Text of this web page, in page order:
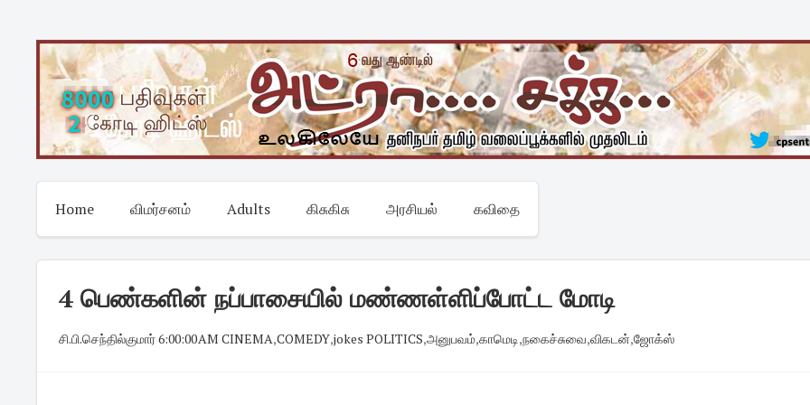
content
Home விமர்சனம் Adults கிசுகிசு அரசியல் கவிதை
4 பெண்களின் நப்பாசையில் மண்ணள்ளிப்போட்ட மோடி
சி.பி.செந்தில்குமார்·6:00:00 AM ·CINEMA,COMEDY,jokes POLITICS,அனுபவம்,காமெடி,நகைச்சுவை,விகடன்,ஜோக்ஸ்